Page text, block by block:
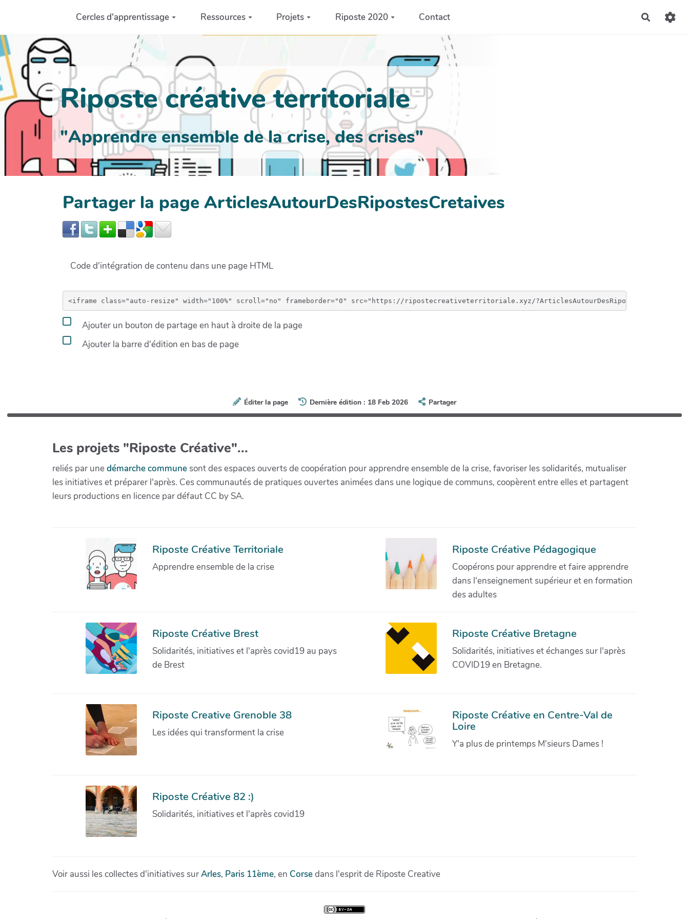
Aller au contenu principalCercles d'apprentissage Ressources Projets Riposte 2020 Contact
Riposte créative territoriale
"Apprendre ensemble de la crise, des crises"
Partager la page ArticlesAutourDesRipostesCretaives
Code d'intégration de contenu dans une page HTML
Ajouter un bouton de partage en haut à droite de la page
Ajouter la barre d'édition en bas de page
Éditer la page Dernière édition : 18 Feb 2026 Partager
Les projets "Riposte Créative"...
reliés par unedémarche communesont des espaces ouverts de coopération pour apprendre ensemble de la crise, favoriser les solidarités, mutualiser
les initiatives et préparer l'après. Ces communautés de pratiques ouvertes animées dans une logique de communs, coopèrent entre elles et partagent
leurs productions en licence par défaut CC by SA.
Riposte Créative Territoriale
Apprendre ensemble de la crise
Riposte Créative Pédagogique
Coopérons pour apprendre et faire apprendre
dans l'enseignement supérieur et en formation
des adultes
Riposte Créative Brest
Solidarités, initiatives et l'après covid19 au pays
de Brest
Riposte Créative Bretagne
Solidarités, initiatives et échanges sur l'après
COVID19 en Bretagne.
Riposte Creative Grenoble 38
Les idées qui transforment la crise
Riposte Créative en Centre-Val de
Loire
Y'a plus de printemps M'sieurs Dames !
Riposte Créative 82 :)
Solidarités, initiatives et l'après covid19
Voir aussi les collectes d'initiatives surArles, Paris 11ème, en Corsedans l'esprit de Riposte Creative